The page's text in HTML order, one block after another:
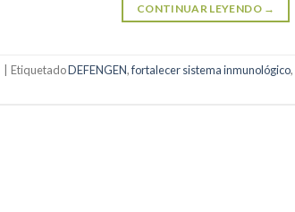
CONTINUAR LEYENDO →
EtiquetadoDEFENGEN,fortalecer sistema inmunológico,